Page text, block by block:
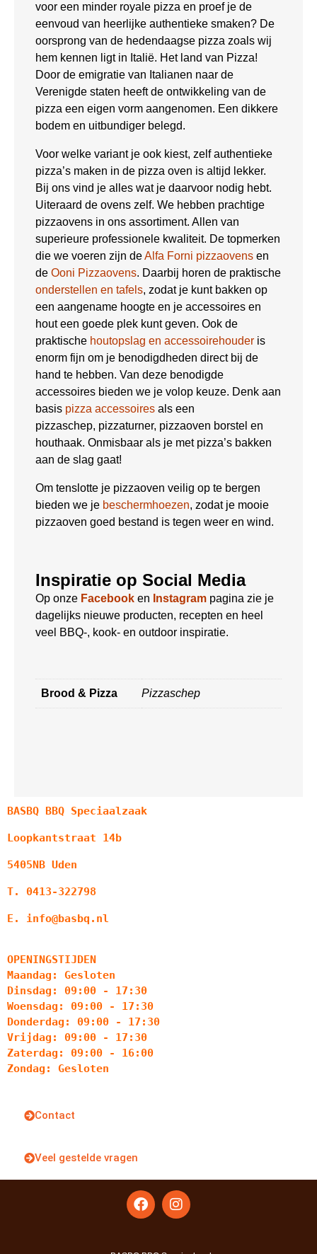
voor een minder royale pizza en proef je de
eenvoud van heerlijke authentieke smaken? De
oorsprong van de hedendaagse pizza zoals wij
hem kennen ligt in Italië. Het land van Pizza!
Door de emigratie van Italianen naar de
Verenigde staten heeft de ontwikkeling van de
pizza een eigen vorm aangenomen. Een dikkere
bodem en uitbundiger belegd.
Voor welke variant je ook kiest, zelf authentieke
pizza’s maken in de pizza oven is altijd lekker.
Bij ons vind je alles wat je daarvoor nodig hebt.
Uiteraard de ovens zelf. We hebben prachtige
pizzaovens in ons assortiment. Allen van
superieure professionele kwaliteit. De topmerken
die we voeren zijn deAlfa Forni pizzaovens en
de Ooni Pizzaovens. Daarbij horen de praktische
onderstellen en tafels, zodat je kunt bakken op
een aangename hoogte en je accessoires en
hout een goede plek kunt geven. Ook de
praktische houtopslag en accessoirehouder is
enorm fijn om je benodigdheden direct bij de
hand te hebben. Van deze benodigde
accessoires bieden we je volop keuze. Denk aan
basis pizza accessoires als een
pizzaschep, pizzaturner, pizzaoven borstel en
houthaak. Onmisbaar als je met pizza’s bakken
aan de slag gaat!
Om tenslotte je pizzaoven veilig op te bergen
bieden we je beschermhoezen, zodat je mooie
pizzaoven goed bestand is tegen weer en wind.
Inspiratie op Social Media
Op onze Facebook en Instagram pagina zie je
dagelijks nieuwe producten, recepten en heel
veel BBQ-, kook- en outdoor inspiratie.
Brood & Pizza Pizzaschep
BASBQ BBQ Speciaalzaak
Loopkantstraat 14b
5405NB Uden
T. 0413-322798
E. info@basbq.nl
OPENINGSTIJDEN
Maandag: Gesloten
Dinsdag: 09:00 - 17:30
Woensdag: 09:00 - 17:30
Donderdag: 09:00 - 17:30
Vrijdag: 09:00 - 17:30
Zaterdag: 09:00 - 16:00
Zondag: Gesloten
Contact
Veel gestelde vragen